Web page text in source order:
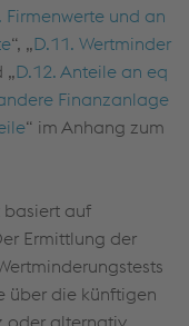
Firmenwerte und an
“, „D.11. Wertminder
„D.12. Anteile an eq
Finanzanlage
“ im Anhang zum
basiert auf
Ermittlung der
über die künftigen
oder alternativ